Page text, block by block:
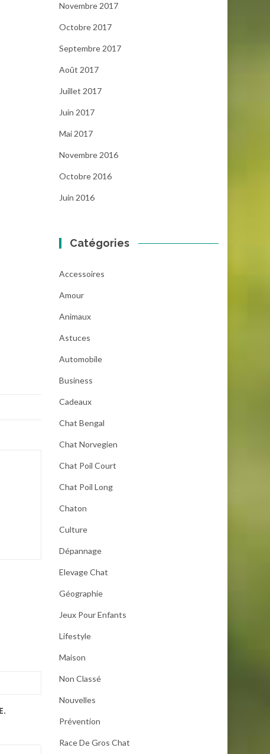
Novembre 2017
Octobre 2017
Septembre 2017
Août 2017
Juillet 2017
Juin 2017
Mai 2017
Novembre 2016
Octobre 2016
Juin 2016
Catégories
Accessoires
Amour
Animaux
Astuces
Automobile
Business
Cadeaux
Chat Bengal
Chat Norvegien
Chat Poil Court
Chat Poil Long
Chaton
Culture
Dépannage
Elevage Chat
Géographie
Jeux Pour Enfants
Lifestyle
Maison
Non Classé
Nouvelles
Prévention
Race De Gros Chat